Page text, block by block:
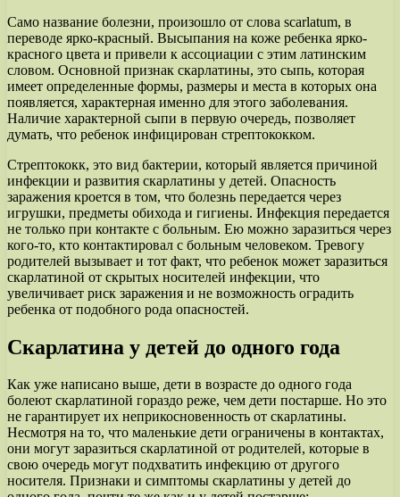
Само название болезни, произошло от слова scarlatum, в
переводе ярко-красный. Высыпания на коже ребенка ярко-
красного цвета и привели к ассоциации с этим латинским
словом. Основной признак скарлатины, это сыпь, которая
имеет определенные формы, размеры и места в которых она
появляется, характерная именно для этого заболевания.
Наличие характерной сыпи в первую очередь, позволяет
думать, что ребенок инфицирован стрептококком.
Стрептококк, это вид бактерии, который является причиной
инфекции и развития скарлатины у детей. Опасность
заражения кроется в том, что болезнь передается через
игрушки, предметы обихода и гигиены. Инфекция передается
не только при контакте с больным. Ею можно заразиться через
кого-то, кто контактировал с больным человеком. Тревогу
родителей вызывает и тот факт, что ребенок может заразиться
скарлатиной от скрытых носителей инфекции, что
увеличивает риск заражения и не возможность оградить
ребенка от подобного рода опасностей.
Скарлатина у детей до одного года
Как уже написано выше, дети в возрасте до одного года
болеют скарлатиной гораздо реже, чем дети постарше. Но это
не гарантирует их неприкосновенность от скарлатины.
Несмотря на то, что маленькие дети ограничены в контактах,
они могут заразиться скарлатиной от родителей, которые в
свою очередь могут подхватить инфекцию от другого
носителя. Признаки и симптомы скарлатины у детей до